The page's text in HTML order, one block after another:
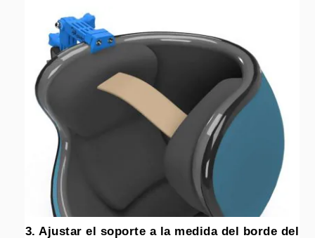
3. Ajustar el soporte a la medida del borde del